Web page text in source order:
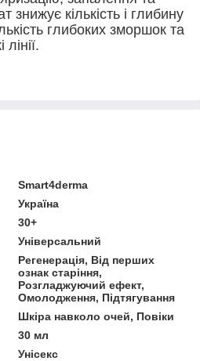
знижує кількість і глибину
глибоких зморшок та
Smart4derma
Україна
30+
Універсальний
Регенерація, Від перших
ознак старіння,
Розгладжуючий ефект,
Омолодження, Підтягування
Шкіра навколо очей, Повіки
30 мл
Унісекс